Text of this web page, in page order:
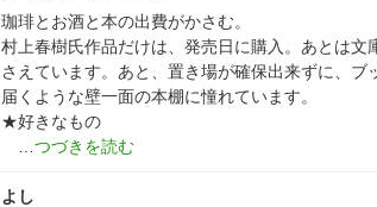
珈琲とお酒と本の出費がかさむ。
村上春樹氏作品だけは、発売日に購入。あとは
さえています。あと、置き場が確保出来ずに、
届くような壁一面の本棚に憧れています。
★好きなもの
よし